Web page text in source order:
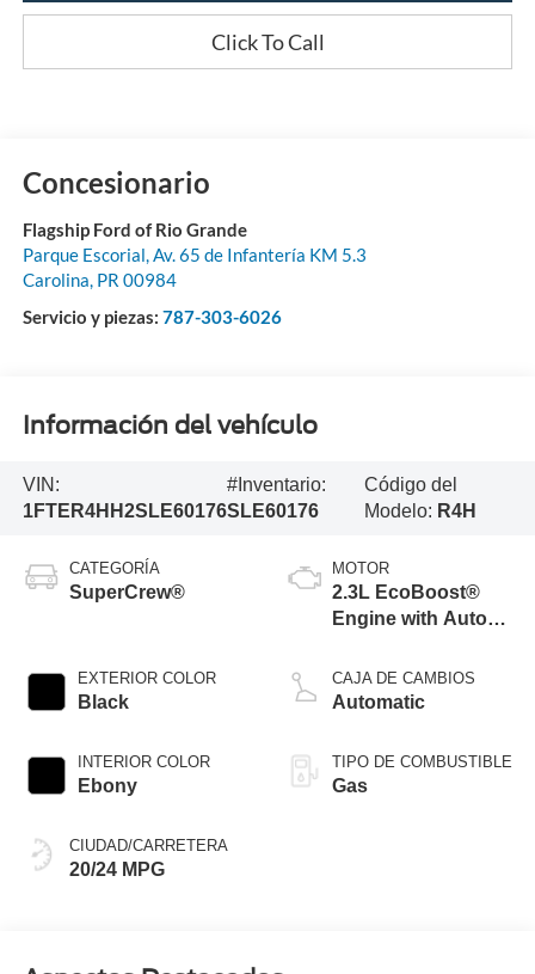
Click To Call
Concesionario
Flagship Ford of Rio Grande
Parque Escorial, Av. 65 de Infantería KM 5.3
Carolina, PR 00984
Servicio y piezas: 787-303-6026
Información del vehículo
VIN:
1FTER4HH2SLE60176
#Inventario:
SLE60176
Código del
Modelo: R4H
CATEGORÍA
SuperCrew®
EXTERIOR COLOR
Black
INTERIOR COLOR
Ebony
CIUDAD/CARRETERA
20/24 MPG
MOTOR
2.3L EcoBoost®
Engine with Auto
Technology
CAJA DE CAMBIOS
Automatic
TIPO DE COMBUSTIBLE
Gas